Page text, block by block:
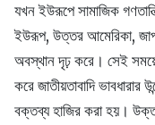
যখন ইউরূপে সামাজিক
ইউরূপ, উত্তর আমেরিকা,
অবস্থান দৃঢ় করে। সেই সময়ে
করে জাতীয়তাবাদি
বক্তব্য হাজির করা হয়। উক্ত